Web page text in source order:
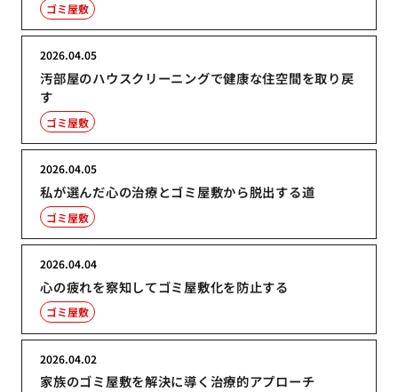
ゴミ屋敷
汚部屋のハウスクリーニングで健康な住空間を取り戻
す
2026.04.05
ゴミ屋敷
私が選んだ心の治療とゴミ屋敷から脱出する道
2026.04.05
ゴミ屋敷
心の疲れを察知してゴミ屋敷化を防止する
2026.04.04
ゴミ屋敷
家族のゴミ屋敷を解決に導く治療的アプローチ
2026.04.02